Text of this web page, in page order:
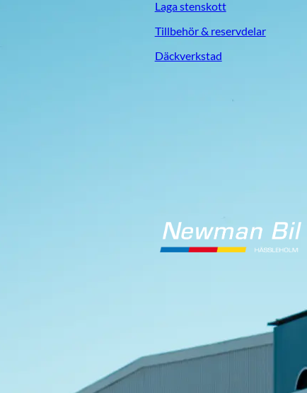
Laga stenskott
Tillbehör & reservdelar
Däckverkstad